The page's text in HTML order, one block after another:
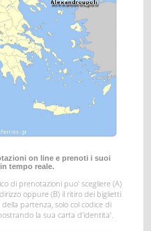
on line e prenoti i suoi
tempo reale.
di prenotazioni puo' scegliere (A)
oppure (B) il ritiro dei biglietti
partenza, solo col codice di
la sua carta d'identita'.